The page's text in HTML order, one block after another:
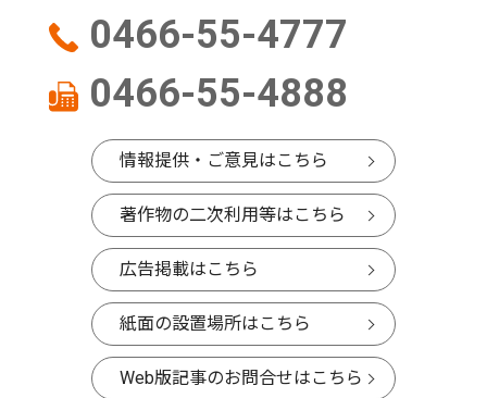
0466-55-4777
0466-55-4888
情報提供・ご意見はこちら
著作物の二次利用等はこちら
広告掲載はこちら
紙面の設置場所はこちら
Web版記事のお問合せはこちら